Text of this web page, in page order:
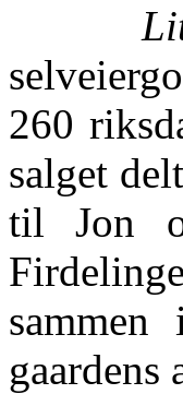
260
salget
til Jon